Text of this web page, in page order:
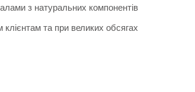
з натуральних компонентів
клієнтам та при великих обсягах